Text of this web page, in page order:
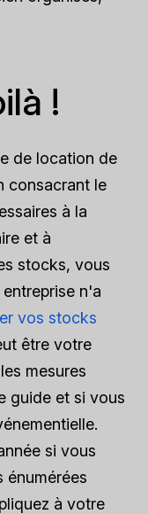
!
de location de
consacrant le
à la
et à
stocks, vous
n'a
vos stocks
être votre
mesures
guide et si vous
si vous
énumérées
à votre